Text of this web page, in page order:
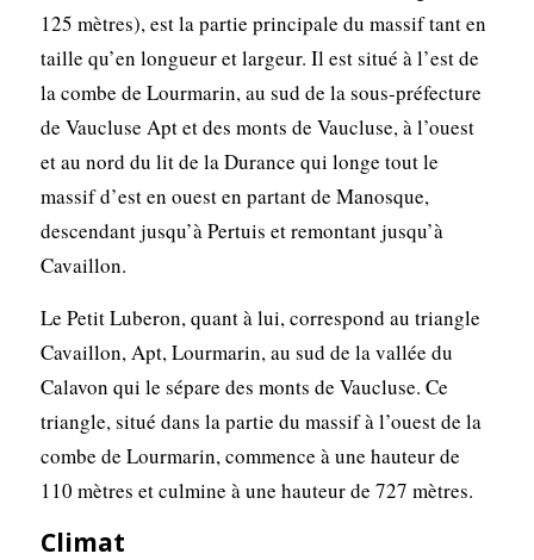
125 mètres), est la partie principale du massif tant en
taille qu’en longueur et largeur. Il est situé à l’est de
la combe de Lourmarin, au sud de la sous-préfecture
de Vaucluse Apt et des monts de Vaucluse, à l’ouest
et au nord du lit de la Durance qui longe tout le
massif d’est en ouest en partant de Manosque,
descendant jusqu’à Pertuis et remontant jusqu’à
Cavaillon.
Le Petit Luberon, quant à lui, correspond au triangle
Cavaillon, Apt, Lourmarin, au sud de la vallée du
Calavon qui le sépare des monts de Vaucluse. Ce
triangle, situé dans la partie du massif à l’ouest de la
combe de Lourmarin, commence à une hauteur de
110 mètres et culmine à une hauteur de 727 mètres.
Climat